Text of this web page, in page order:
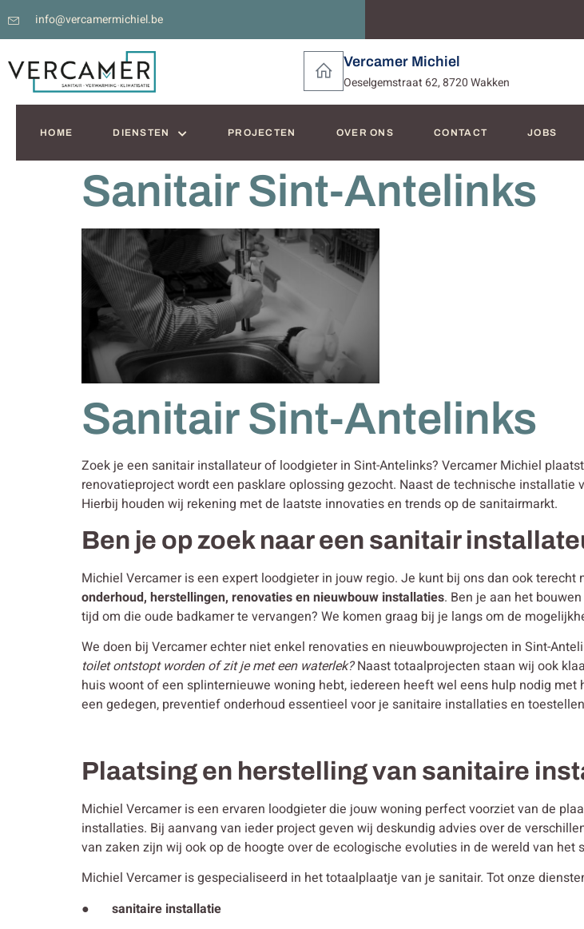
info@vercamermichiel.be
Vercamer Michiel
Oeselgemstraat 62, 8720 Wakken
HOME DIENSTEN PROJECTEN OVER ONS CONTACT JOBS
Sanitair Sint-Antelinks
Sanitair Sint-Antelinks
Zoek je een sanitair installateur of loodgieter in Sint-Antelinks? Vercamer Michiel
renovatieproject wordt een pasklare oplossing gezocht. Naast de technische
Hierbij houden wij rekening met de laatste innovaties en trends op de sanitairmarkt.
Ben je op zoek naar een sanitair
Michiel Vercamer is een expert loodgieter in jouw regio. Je kunt bij ons dan ook
onderhoud, herstellingen, renovaties en nieuwbouw installaties. Ben je aan het
tijd om die oude badkamer te vervangen? We komen graag bij je langs om de
We doen bij Vercamer echter niet enkel renovaties en nieuwbouwprojecten in Sint-
toilet ontstopt worden of zit je met een waterlek?Naast totaalprojecten staan wij ook
huis woont of een splinternieuwe woning hebt, iedereen heeft wel eens hulp nodig
een gedegen, preventief onderhoud essentieel voor je sanitaire installaties en
Plaatsing en herstelling van sanitaire
Michiel Vercamer is een ervaren loodgieter die jouw woning perfect voorziet van de
installaties. Bij aanvang van ieder project geven wij deskundig advies over de
van zaken zijn wij ook op de hoogte over de ecologische evoluties in de wereld van
Michiel Vercamer is gespecialiseerd in het totaalplaatje van je sanitair. Tot onze
● sanitaire installatie